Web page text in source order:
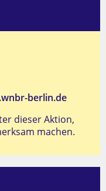
berlin.de
dieser Aktion,
machen.